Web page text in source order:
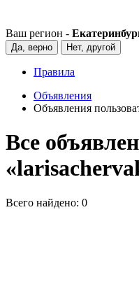
Ваш регион -
Да, верно Нет, другой
Правила
Объявления
Объявления
Все
Всего найдено: 0